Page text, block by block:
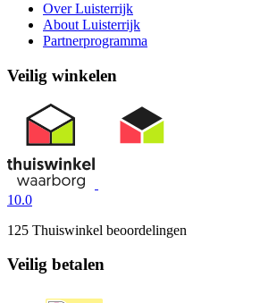
Over Luisterrijk
About Luisterrijk
Partnerprogramma
Veilig winkelen
10.0
125 Thuiswinkel beoordelingen
Veilig betalen